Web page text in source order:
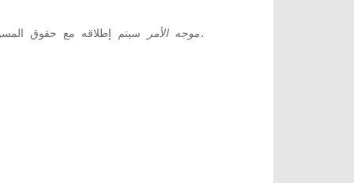
موجه الأمرسيتم إطلاقه مع حقوق المسؤول.